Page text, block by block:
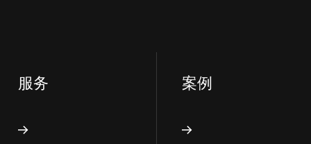
服务 案例